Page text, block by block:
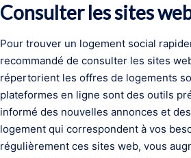
Consulter les sites
Pour trouver un logement social
recommandé de consulter les sites
répertorient les offres de logements
plateformes en ligne sont des outils
informé des nouvelles annonces et
logement qui correspondent à vos
régulièrement ces sites web, vous